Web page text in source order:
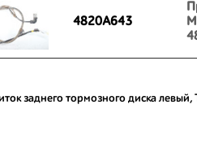
4820A643
заднего тормозного диска левый,